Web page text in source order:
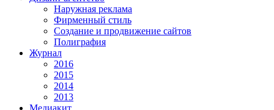
Наружная реклама
Фирменный стиль
Создание и продвижение сайтов
Полиграфия
Журнал
2016
2015
2014
2013
Медиакит